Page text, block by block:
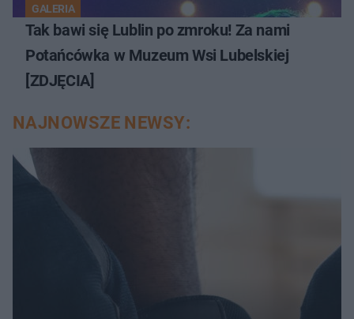
GALERIA
Tak bawi się Lublin po zmroku! Za nami
Potańcówka w Muzeum Wsi Lubelskiej
[ZDJĘCIA]
NAJNOWSZE NEWSY: